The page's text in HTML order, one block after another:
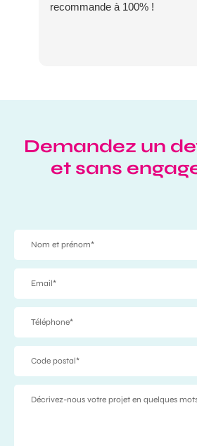
recommande à 100% !
Demandez un
et sans